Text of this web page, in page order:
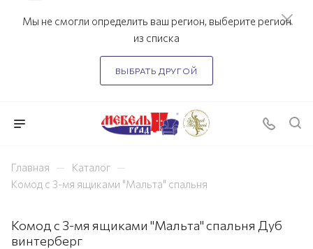
Мы не смогли определить ваш регион, выберите регион
из списка
ВЫБРАТЬ ДРУГОЙ
Главная — Каталог —
Комод с 3-мя ящиками "Мальта" спальня
Комод с 3-мя ящиками "Мальта" спальня Дуб
винтерберг